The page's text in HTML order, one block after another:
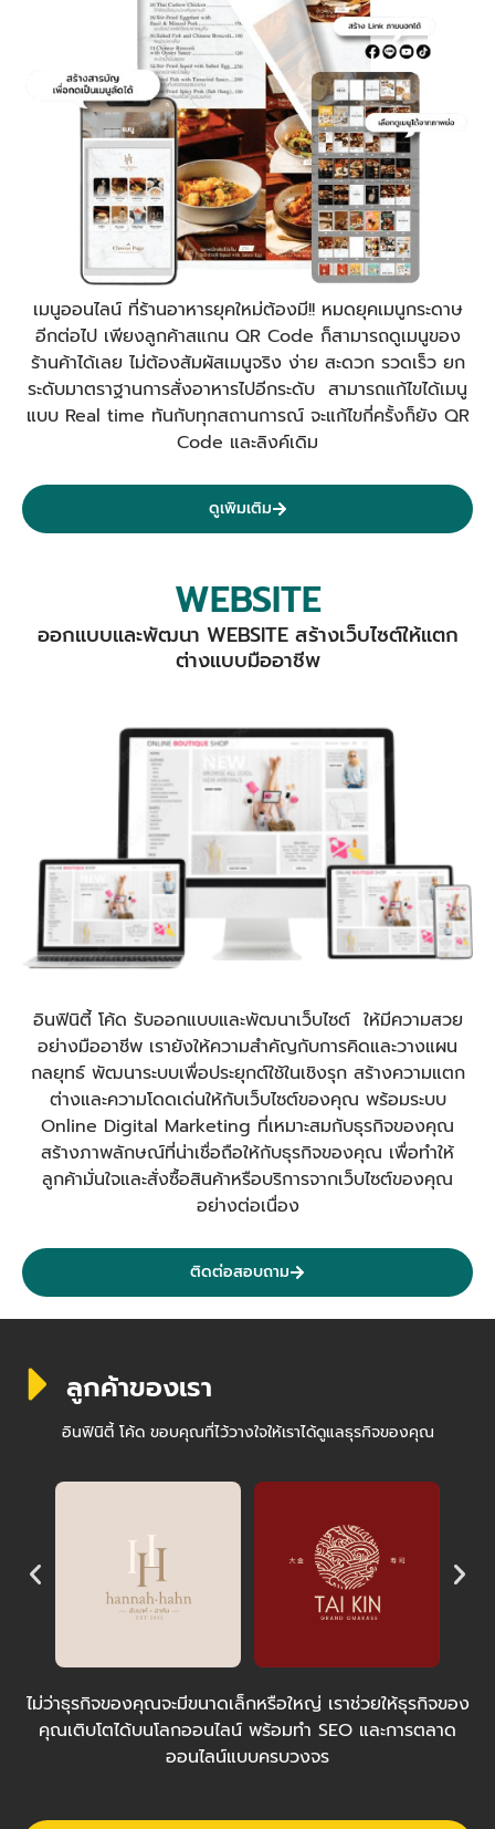
เมนูออนไลน์ ที่ร้านอาหารยุคใหม่ต้องมี!! หมดยุคเมนูกระดาษ
อีกต่อไป เพียงลูกค้าสแกน QR Code ก็สามารถดูเมนูของ
ร้านค้าได้เลย ไม่ต้องสัมผัสเมนูจริง ง่าย สะดวก รวดเร็ว ยก
ระดับมาตราฐานการสั่งอาหารไปอีกระดับ สามารถแก้ไขได้เมนู
แบบ Real time ทันกับทุกสถานการณ์ จะแก้ไขกี่ครั้งก็ยัง QR
Code และลิงค์เดิม
ดูเพิมเติม
WEBSITE
ออกแบบและพัฒนา WEBSITE สร้างเว็บไซต์ให้แตก
ต่างแบบมืออาชีพ
อินฟินิตี้ โค้ด รับออกแบบและพัฒนาเว็บไซต์ ให้มีความสวย
อย่างมืออาชีพ เรายังให้ความสำคัญกับการคิดและวางแผน
กลยุทธ์ พัฒนาระบบเพื่อประยุกต์ใช้ในเชิงรุก สร้างความแตก
ต่างและความโดดเด่นให้กับเว็บไซต์ของคุณ พร้อมระบบ
Online Digital Marketing ที่เหมาะสมกับธุรกิจของคุณ
สร้างภาพลักษณ์ที่น่าเชื่อถือให้กับธุรกิจของคุณ เพื่อทำให้
ลูกค้ามั่นใจและสั่งซื้อสินค้าหรือบริการจากเว็บไซต์ของคุณ
อย่างต่อเนื่อง
ติดต่อสอบถาม
ลูกค้าของเรา
อินฟินิตี้ โค้ด ขอบคุณที่ไว้วางใจให้เราได้ดูแลธุรกิจของคุณ
ไม่ว่าธุรกิจของคุณจะมีขนาดเล็กหรือใหญ่ เราช่วยให้ธุรกิจของ
คุณเติบโตได้บนโลกออนไลน์ พร้อมทำ SEO และการตลาด
ออนไลน์แบบครบวงจร